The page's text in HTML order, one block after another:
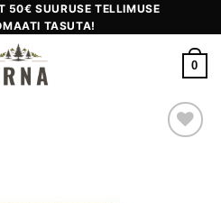
50€ SUURUSE TELLIMUSE
TASUTA!
0